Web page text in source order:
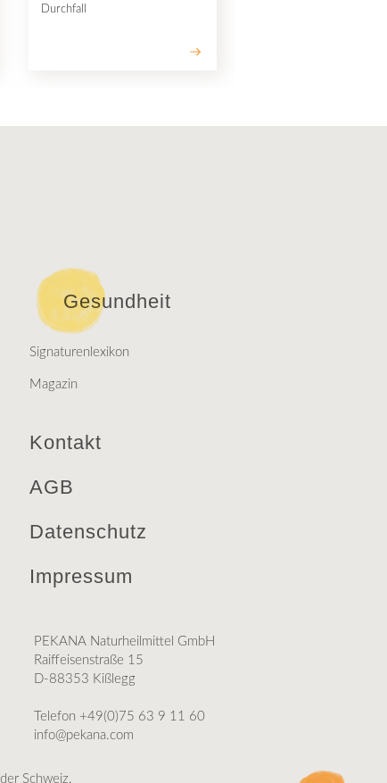
Durchfall
Gesundheit
Signaturenlexikon
Magazin
Kontakt
AGB
Datenschutz
Impressum
PEKANA Naturheilmittel GmbH
Raiffeisenstraße 15
D-88353 Kißlegg
Telefon +49(0)75 63 9 11 60
info@pekana.com
Schweiz.